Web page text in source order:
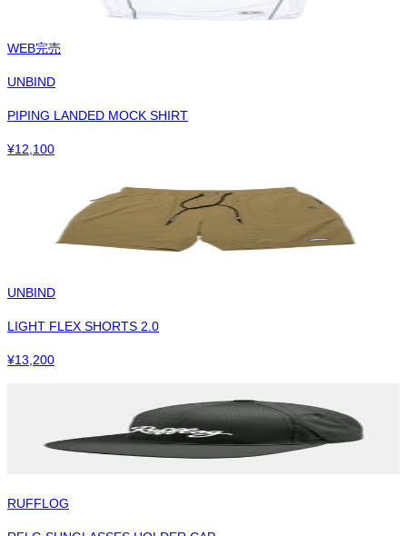
WEB完売
UNBIND
PIPING LANDED MOCK SHIRT
¥12,100
UNBIND
LIGHT FLEX SHORTS 2.0
¥13,200
RUFFLOG